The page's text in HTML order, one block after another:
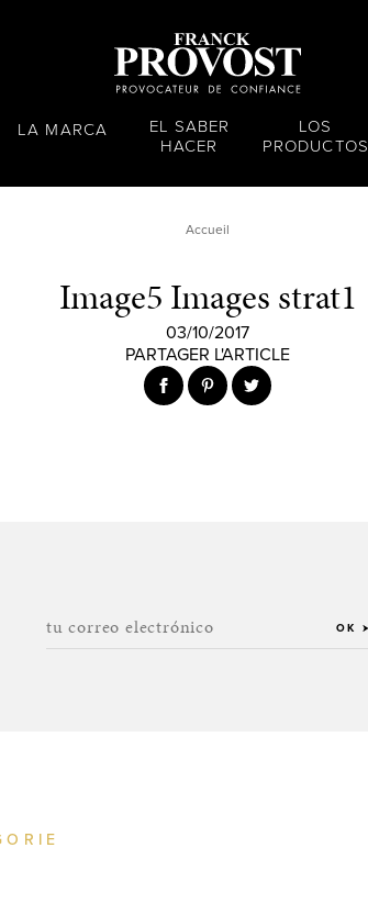
LA MARCA
EL SABER
HACER
LOS
PRODUCTOS
Accueil
Image5 Images strat1
03/10/2017
PARTAGER L'ARTICLE
tu correo electrónico OK